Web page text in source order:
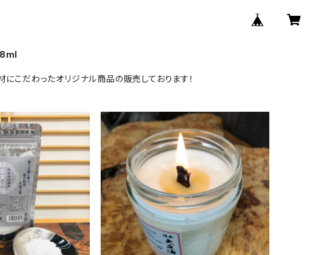
にこだわったオリジナル商品の販売しております！